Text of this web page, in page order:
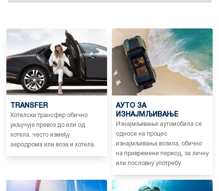
TRANSFER
Хотелски трансфер обично
укључује превоз до или од
хотела, често између
аеродрома или воза и хотела.
АУТО ЗА
ИЗНАЈМЉИВАЊЕ
Изнајмљивање аутомобила се
односи на процес
изнајмљивања возила, обично
на привремени период, за личну
или пословну употребу.